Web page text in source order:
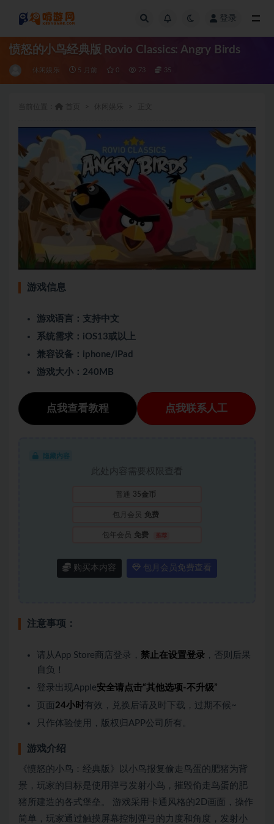
登录
愤怒的小鸟经典版 Rovio Classics: Angry Birds
休闲娱乐 5 月前 0 73 35
游戏信息
游戏语言：支持中文
系统需求：iOS13或以上
兼容设备：iphone/iPad
游戏大小：240MB
点我查看教程 点我联系人工
隐藏内容
此处内容需要权限查看
普通 35金币
包月会员 免费
包年会员 免费 推荐
购买本内容 包月会员免费查看
注意事项：
请从App Store商店登录， 禁止在设置登录 ，否则后果
自负！
登录出现Apple安全请点击“其他选项-不升级”
页面 24小时有效，兑换后请及时下载，过期不候~
只作体验使用，版权归APP公司所有。
游戏介绍
《愤怒的小鸟：经典版》以小鸟报复偷走鸟蛋的肥猪为背
景，玩家的目标是使用弹弓发射小鸟，摧毁偷走鸟蛋的肥
猪所建造的各式堡垒。 游戏采用卡通风格的2D画面，操作
简单，玩家通过触摸屏幕控制弹弓的力度和角度，发射小